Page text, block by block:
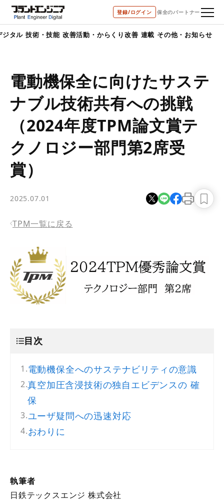
登録/ログイン 保全のパートナー
ジタル 技術・技能 改善活動・からくり改善 連載 その他・お知らせ
bool(false)
電動機保全に向けたサステ
ナブル技術共有への挑戦
（2024年度TPM論文賞テ
クノロジー部門第2席受
賞）
2025.07.01
TPM一覧に戻る
目次
電動機保全へのサステナビリティの意識
真空加圧含浸技術の独自エビデンスの 確
保
ユーザ疑問への迅速対応
おわりに
執筆者
日鉄テックスエンジ 株式会社